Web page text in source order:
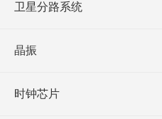
卫星分路系统
晶振
时钟芯片